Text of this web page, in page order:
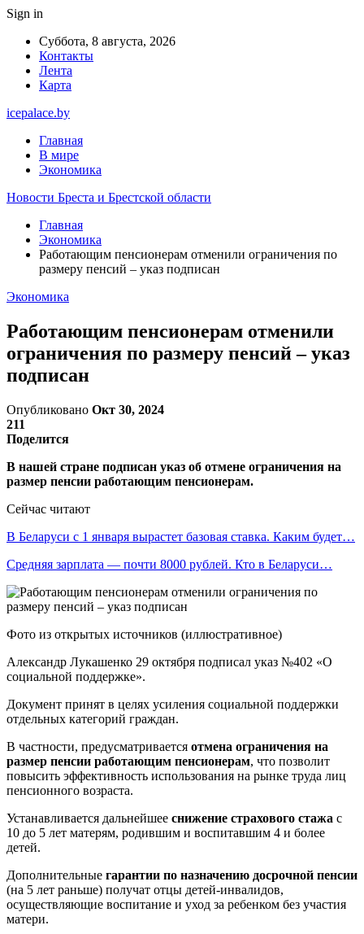
Sign in
Суббота, 8 августа, 2026
Контакты
Лента
Карта
icepalace.by
Главная
В мире
Экономика
Новости Бреста и Брестской области
Главная
Экономика
Работающим пенсионерам отменили ограничения по
размеру пенсий – указ подписан
Экономика
Работающим пенсионерам отменили
ограничения по размеру пенсий – указ
подписан
Опубликовано Окт 30, 2024
211
Поделится
В нашей стране подписан указ об отмене ограничения на
размер пенсии работающим пенсионерам.
Сейчас читают
В Беларуси с 1 января вырастет базовая ставка. Каким будет…
Средняя зарплата — почти 8000 рублей. Кто в Беларуси…
Фото из открытых источников (иллюстративное)
Александр Лукашенко 29 октября подписал указ №402 «О
социальной поддержке».
Документ принят в целях усиления социальной поддержки
отдельных категорий граждан.
В частности, предусматривается отмена ограничения на
размер пенсии работающим пенсионерам, что позволит
повысить эффективность использования на рынке труда лиц
пенсионного возраста.
Устанавливается дальнейшее снижение страхового стажа с
10 до 5 лет матерям, родившим и воспитавшим 4 и более
детей.
Дополнительные гарантии по назначению досрочной пенсии
(на 5 лет раньше) получат отцы детей-инвалидов,
осуществляющие воспитание и уход за ребенком без участия
матери.